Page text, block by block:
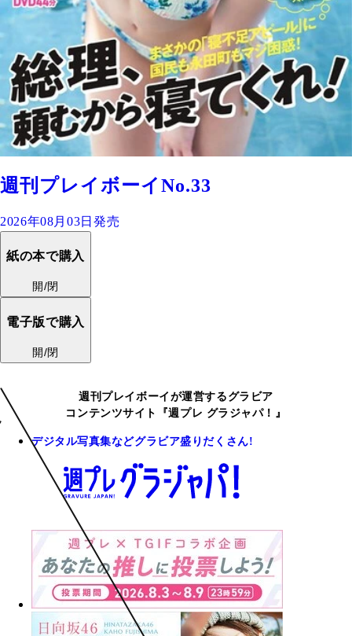
週刊プレイボーイNo.33
2026年08月03日発売
紙の本で購入
開/閉
電子版で購入
開/閉
週刊プレイボーイが運営するグラビア
コンテンツサイト『週プレ グラジャパ！』
デジタル写真集などグラビア盛りだくさん!